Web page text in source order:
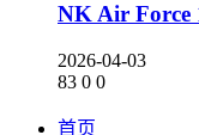
NK Air Force
2026-04-03
83 0 0
首页